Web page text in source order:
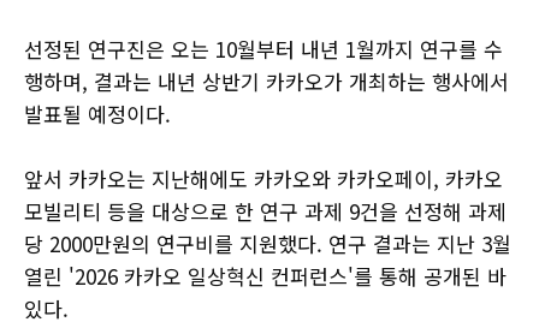
선정된 연구진은 오는 10월부터 내년 1월까지 연구를 수
행하며, 결과는 내년 상반기 카카오가 개최하는 행사에서
발표될 예정이다.
앞서 카카오는 지난해에도 카카오와 카카오페이, 카카오
모빌리티 등을 대상으로 한 연구 과제 9건을 선정해 과제
당 2000만원의 연구비를 지원했다. 연구 결과는 지난 3월
열린 '2026 카카오 일상혁신 컨퍼런스'를 통해 공개된 바
있다.